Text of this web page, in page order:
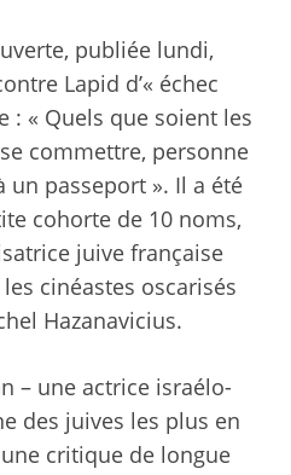
publiée lundi,
Lapid d’« échec
: « Quels que soient les
commettre, personne
passeport ». Il a été
cohorte de 10 noms,
juive française
cinéastes oscarisés
Hazanavicius.
– une actrice israélo-
des juives les plus en
critique de longue